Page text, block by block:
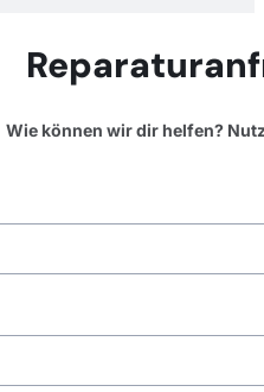
Wie können wir dir helfen?